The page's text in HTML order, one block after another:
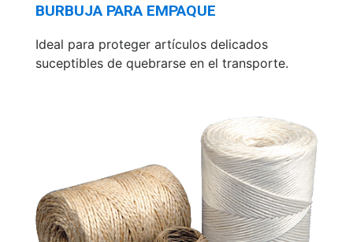
BURBUJA PARA EMPAQUE
Ideal para proteger artículos delicados
suceptibles de quebrarse en el transporte.